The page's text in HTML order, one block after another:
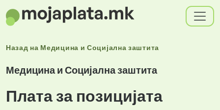
Назад на Медицина и Социјална заштита
Медицина и Социјална заштита
Плата за позицијата